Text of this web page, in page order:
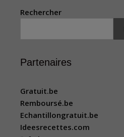
Rechercher
Partenaires
Gratuit.be
Remboursé.be
Echantillongratuit.be
Ideesrecettes.com